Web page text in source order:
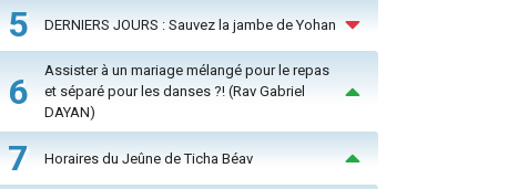
5 DERNIERS JOURS : Sauvez la jambe de Yohan
6
Assister à un mariage mélangé pour le repas
et séparé pour les danses ?! (Rav Gabriel
DAYAN)
7 Horaires du Jeûne de Ticha Béav